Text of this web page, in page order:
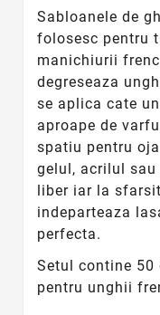
Sabloanele de
folosesc pentru
manichiurii
degreseaza
se aplica cate
aproape de
spatiu pentru
gelul, acrilul
liber iar la
indeparteaza
perfecta.
Setul contine 50
pentru unghii